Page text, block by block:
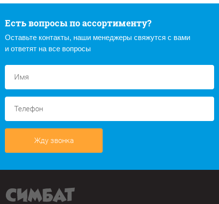
Есть вопросы по ассортименту?
Оставьте контакты, наши менеджеры свяжутся с вами
и ответят на все вопросы
Жду звонка